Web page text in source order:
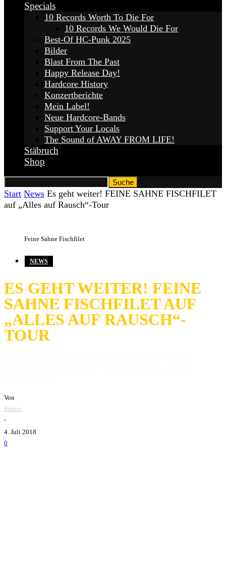
Specials
10 Records Worth To Die For
10 Records We Would Die For
Best-Of HC-Punk 2025
Bilder
Blast From The Past
Happy Release Day!
Hardcore History
Konzertberichte
Mein Label!
Neue Hardcore-Bands
Support Your Locals
The Sound of AWAY FROM LIFE!
Stäbruch
Shop
Start News Es geht weiter! FEINE SAHNE FISCHFILET
auf „Alles auf Rausch“-Tour
Feine Sahne Fischfilet
NEWS
ES GEHT WEITER! FEINE
SAHNE FISCHFILET AUF
„ALLES AUF RAUSCH“-
TOUR
Von
Simon
-
4. Juli 2018
0